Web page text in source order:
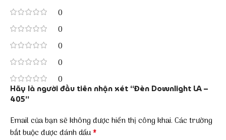
0
0
0
0
0
Hãy là người đầu tiên nhận xét “Đèn Downlight LA –
405”
Email của bạn sẽ không được hiển thị công khai. Các trường
bắt buộc được đánh dấu*